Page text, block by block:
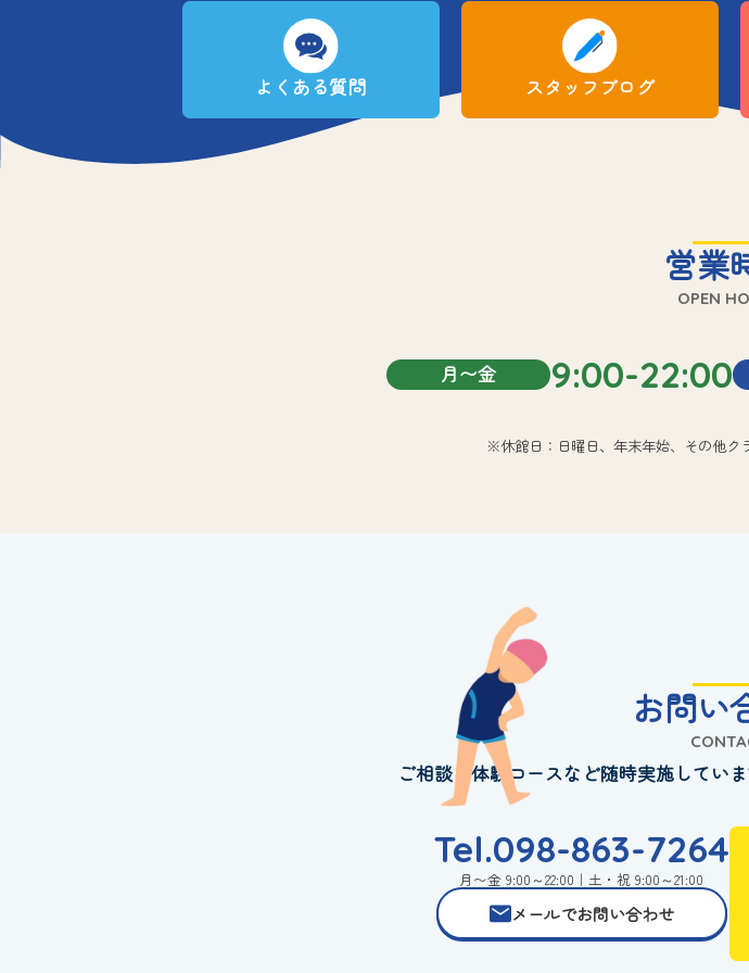
よくある質問 スタッフブログ
営業
OPEN
月〜金 9:00-22:00
※休館日：日曜日、年末年始、その他ク
お問い
ご相談・体験コースなど随時実施してい
Tel.098-863-7264
月〜金 9:00～22:00｜土・祝 9:00～21:00
メールでお問い合わせ